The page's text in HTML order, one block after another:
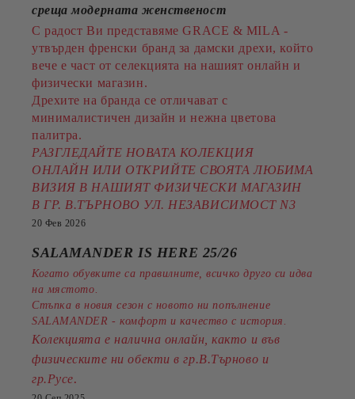
среща модерната женственост
С радост Ви представяме GRACE & MILA -
утвърден френски бранд за дамски дрехи, който
вече е част от селекцията на нашият онлайн и
физически магазин.
Дрехите на бранда се отличават с
минималистичен дизайн и нежна цветова
палитра.
РАЗГЛЕДАЙТЕ НОВАТА КОЛЕКЦИЯ
ОНЛАЙН ИЛИ ОТКРИЙТЕ СВОЯТА ЛЮБИМА
ВИЗИЯ В НАШИЯТ ФИЗИЧЕСКИ МАГАЗИН
В ГР. В.ТЪРНОВО УЛ. НЕЗАВИСИМОСТ N3
20 Фев 2026
SALAMANDER IS HERE 25/26
Когато обувките са правилните, всичко друго си идва
на мястото.
Стъпка в новия сезон с новото ни попълнение
SALAMANDER - комфорт и качество с история.
Колекцията е налична онлайн, както и във
физическите ни обекти в гр.В.Търново и
гр.Русе.